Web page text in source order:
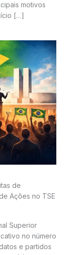
motivos
[…]
de
Ações no TSE
Superior
no número
e partidos